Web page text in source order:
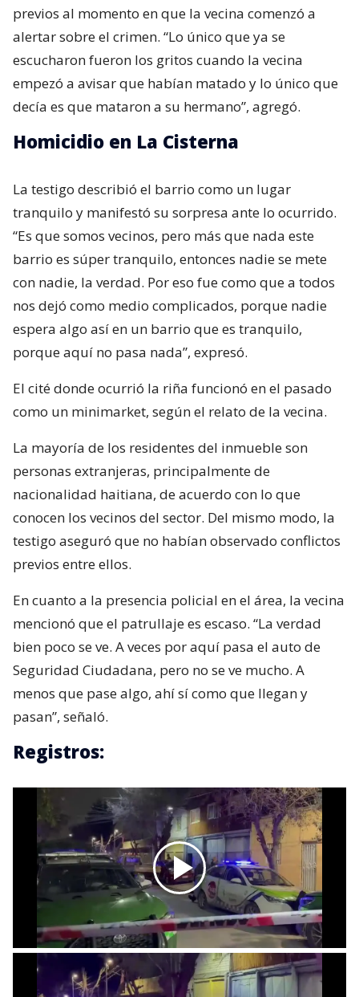
previos al momento en que la vecina comenzó a
alertar sobre el crimen. “Lo único que ya se
escucharon fueron los gritos cuando la vecina
empezó a avisar que habían matado y lo único que
decía es que mataron a su hermano”, agregó.
Homicidio en La Cisterna
La testigo describió el barrio como un lugar
tranquilo y manifestó su sorpresa ante lo ocurrido.
“Es que somos vecinos, pero más que nada este
barrio es súper tranquilo, entonces nadie se mete
con nadie, la verdad. Por eso fue como que a todos
nos dejó como medio complicados, porque nadie
espera algo así en un barrio que es tranquilo,
porque aquí no pasa nada”, expresó.
El cité donde ocurrió la riña funcionó en el pasado
como un minimarket, según el relato de la vecina.
La mayoría de los residentes del inmueble son
personas extranjeras, principalmente de
nacionalidad haitiana, de acuerdo con lo que
conocen los vecinos del sector. Del mismo modo, la
testigo aseguró que no habían observado conflictos
previos entre ellos.
En cuanto a la presencia policial en el área, la vecina
mencionó que el patrullaje es escaso. “La verdad
bien poco se ve. A veces por aquí pasa el auto de
Seguridad Ciudadana, pero no se ve mucho. A
menos que pase algo, ahí sí como que llegan y
pasan”, señaló.
Registros: